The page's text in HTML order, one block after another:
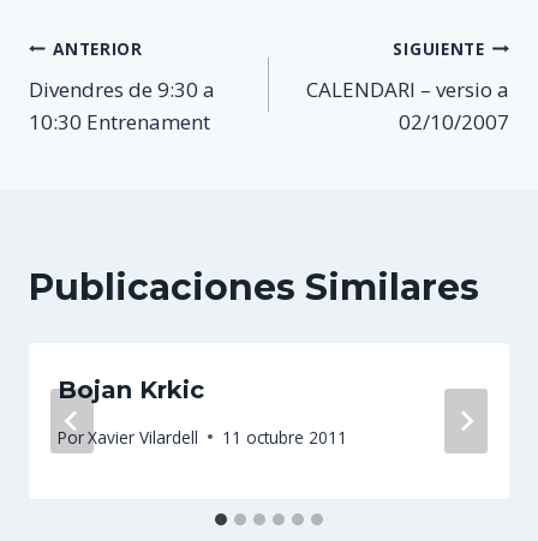
Navegación
de
ANTERIOR
Divendres de 9:30 a
10:30 Entrenament
SIGUIENTE
CALENDARI – versio a
02/10/2007
Publicaciones Similares
Bojan Krkic
PorXavier Vilardell 11 octubre 2011